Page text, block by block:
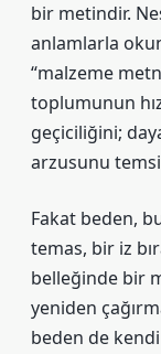
bir metindir.
anlamlarla
“malzeme
toplumunun
geçiciliğini;
arzusunu
Fakat beden,
temas, bir iz
belleğinde bir
yeniden
beden de kendi